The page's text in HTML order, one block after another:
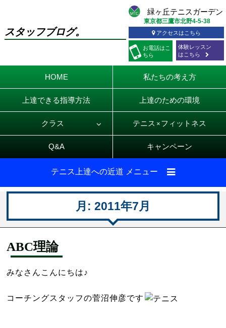
スタッフブログ。
お電話はこ
ちら
東京都三鷹市北野4-5-38
アクセスはこちら
体験レッスン
はこちら
HOME 私たちの考え方
上達できる指導方法 上達のための環境
クラス テニス × フィットネス
Q&A キャンペーン
テニス上達への近道 メニュー
月: 2011年7月
ABC理論
みなさんこんにちは♪
コーチングスタッフの菅沼伸彦です